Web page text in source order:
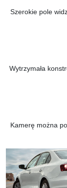
Szerokie pole
Wytrzymała
Kamerę można